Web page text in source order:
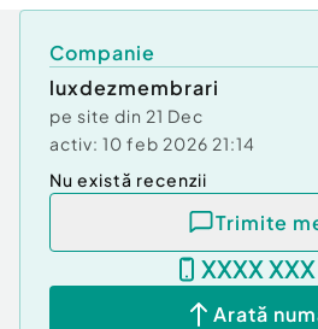
Companie
luxdezmembrari
pe site din 21 Dec
activ: 10 feb 2026 21:14
Nu există recenzii
Trimite
XXXX
Arată